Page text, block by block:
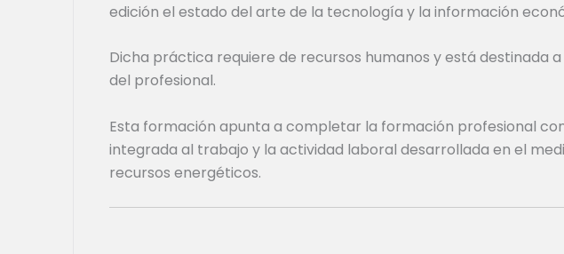
edición el estado del arte de la tecnología y la información
Dicha práctica requiere de recursos humanos y está destinada
del profesional.
Esta formación apunta a completar la formación profesional
integrada al trabajo y la actividad laboral desarrollada en el
recursos energéticos.